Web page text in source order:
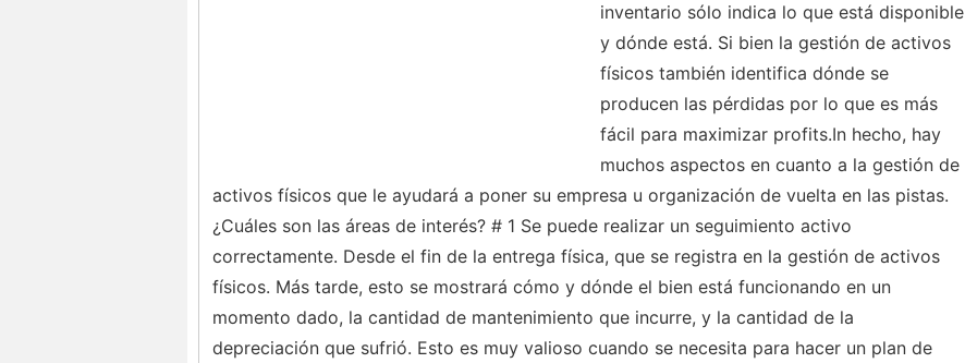
inventario sólo indica lo que está disponible
y dónde está. Si bien la gestión de activos
físicos también identifica dónde se
producen las pérdidas por lo que es más
fácil para maximizar profits.In hecho, hay
muchos aspectos en cuanto a la gestión de
activos físicos que le ayudará a poner su empresa u organización de vuelta en las pistas.
¿Cuáles son las áreas de interés? # 1 Se puede realizar un seguimiento activo
correctamente. Desde el fin de la entrega física, que se registra en la gestión de activos
físicos. Más tarde, esto se mostrará cómo y dónde el bien está funcionando en un
momento dado, la cantidad de mantenimiento que incurre, y la cantidad de la
depreciación que sufrió. Esto es muy valioso cuando se necesita para hacer un plan de